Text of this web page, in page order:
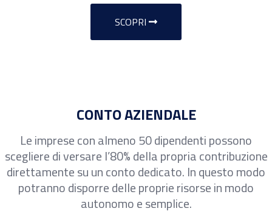
SCOPRI
CONTO AZIENDALE
Le imprese con almeno 50 dipendenti possono
scegliere di versare l’80% della propria contribuzione
direttamente su un conto dedicato. In questo modo
potranno disporre delle proprie risorse in modo
autonomo e semplice.